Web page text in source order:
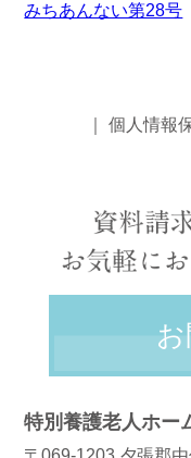
みちあんない第28号
個人情報
特別養護老人ホー